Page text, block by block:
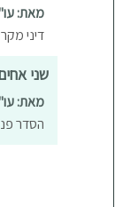
מאת:
דיני
שני
מאת:
הסדר